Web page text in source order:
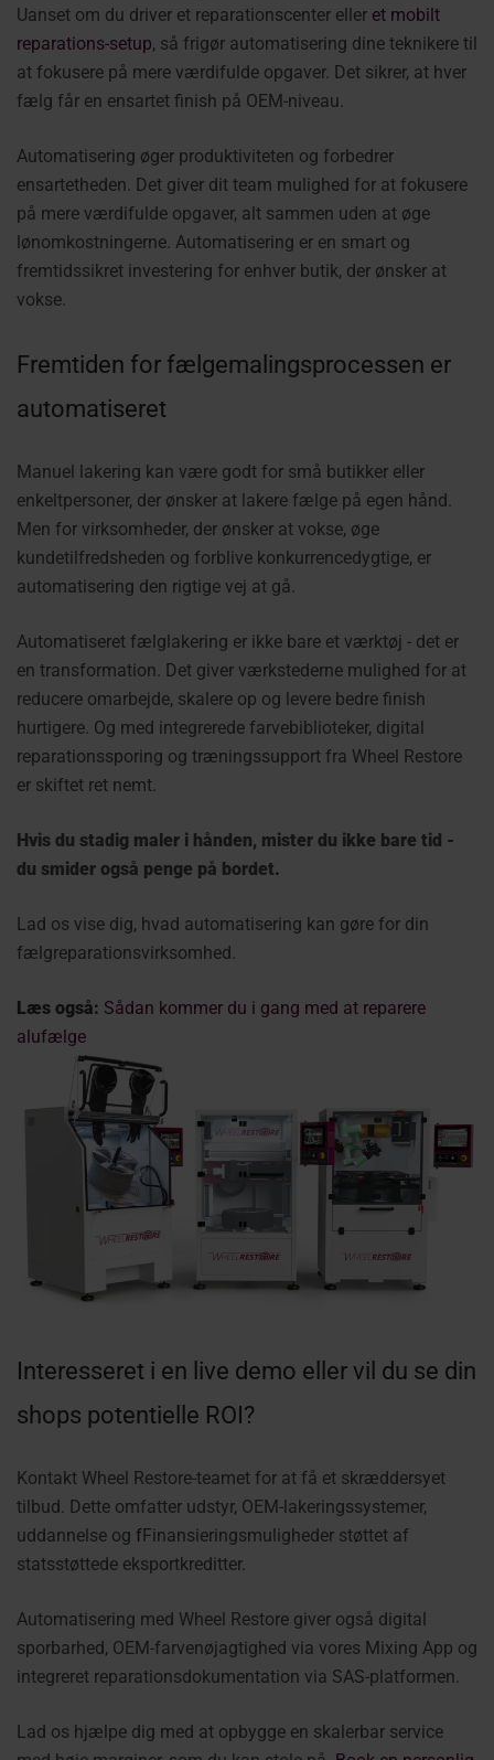
Uanset om du driver et reparationscenter eller et mobilt
reparations-setup, så frigør automatisering dine teknikere til
at fokusere på mere værdifulde opgaver. Det sikrer, at hver
fælg får en ensartet finish på OEM-niveau.
Automatisering øger produktiviteten og forbedrer
ensartetheden. Det giver dit team mulighed for at fokusere
på mere værdifulde opgaver, alt sammen uden at øge
lønomkostningerne. Automatisering er en smart og
fremtidssikret investering for enhver butik, der ønsker at
vokse.
Fremtiden for fælgemalingsprocessen er
automatiseret
Manuel lakering kan være godt for små butikker eller
enkeltpersoner, der ønsker at lakere fælge på egen hånd.
Men for virksomheder, der ønsker at vokse, øge
kundetilfredsheden og forblive konkurrencedygtige, er
automatisering den rigtige vej at gå.
Automatiseret fælglakering er ikke bare et værktøj - det er
en transformation. Det giver værkstederne mulighed for at
reducere omarbejde, skalere op og levere bedre finish
hurtigere. Og med integrerede farvebiblioteker, digital
reparationssporing og træningssupport fra Wheel Restore
er skiftet ret nemt.
Hvis du stadig maler i hånden, mister du ikke bare tid -
du smider også penge på bordet.
Lad os vise dig, hvad automatisering kan gøre for din
fælgreparationsvirksomhed.
Læs også: Sådan kommer du i gang med at reparere
alufælge
Interesseret i en live demo eller vil du se din
shops potentielle ROI?
Kontakt Wheel Restore-teamet for at få et skræddersyet
tilbud. Dette omfatter udstyr, OEM-lakeringssystemer,
uddannelse og fFinansieringsmuligheder støttet af
statsstøttede eksportkreditter.
Automatisering med Wheel Restore giver også digital
sporbarhed, OEM-farvenøjagtighed via vores Mixing App og
integreret reparationsdokumentation via SAS-platformen.
Lad os hjælpe dig med at opbygge en skalerbar service